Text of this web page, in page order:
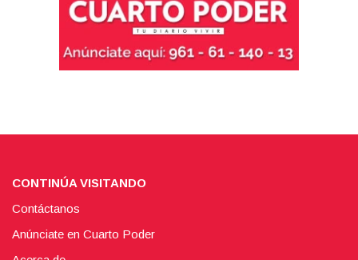
CONTINÚA VISITANDO
Contáctanos
Anúnciate en Cuarto Poder